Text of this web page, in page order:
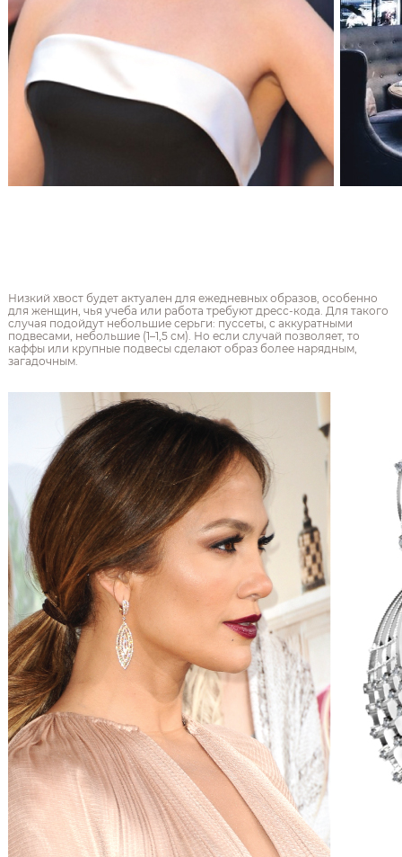
Низкий хвост будет актуален для ежедневных образов, особенно
для женщин, чья учеба или работа требуют дресс-кода. Для такого
случая подойдут небольшие серьги: пуссеты, с аккуратными
подвесами, небольшие (1–1,5 см). Но если случай позволяет, то
каффы или крупные подвесы сделают образ более нарядным,
загадочным.